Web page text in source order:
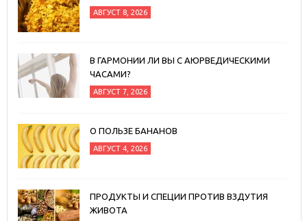
АВГУСТ 8, 2026
В ГАРМОНИИ ЛИ ВЫ С АЮРВЕДИЧЕСКИМИ
ЧАСАМИ?
АВГУСТ 7, 2026
О ПОЛЬЗЕ БАНАНОВ
АВГУСТ 4, 2026
ПРОДУКТЫ И СПЕЦИИ ПРОТИВ ВЗДУТИЯ
ЖИВОТА